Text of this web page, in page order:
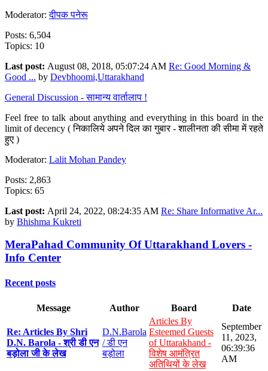
Moderator:दीपक पनेरू
Posts: 6,504
Topics: 10
Last post: August 08, 2018, 05:07:24 AM Re: Good Morning &
Good ... by Devbhoomi,Uttarakhand
General Discussion - सामान्य वार्तालाप !
Feel free to talk about anything and everything in this board in the
limit of decency ( निकालिये अपने दिल का गुबार - शालीनता की सीमा में रहते
हुए )
Moderator: Lalit Mohan Pandey
Posts: 2,863
Topics: 65
Last post: April 24, 2022, 08:24:35 AM Re: Share Informative Ar...
by Bhishma Kukreti
MeraPahad Community Of Uttarakhand Lovers -
Info Center
Recent posts
Message Author Board Date
Re: Articles By Shri
D.N. Barola - श्री डी एन
बड़ोला जी के लेख
D.N.Barola
/ डी एन
बड़ोला
Articles By
Esteemed Guests
of Uttarakhand -
विशेष आमंत्रित
अतिथियों के लेख
September
11, 2023,
06:39:36
AM